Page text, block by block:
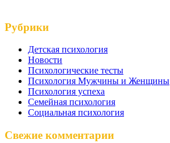
Рубрики
Детская психология
Новости
Психологические тесты
Психология Мужчины и Женщины
Психология успеха
Семейная психология
Социальная психология
Свежие комментарии